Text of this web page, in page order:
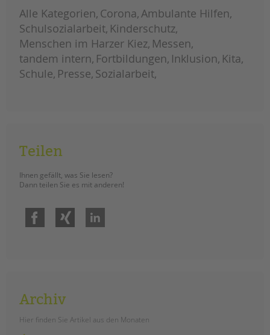
Alle Kategorien Corona Ambulante Hilfen
Schulsozialarbeit Kinderschutz
Menschen im Harzer Kiez Messen
tandem intern Fortbildungen Inklusion Kita
Schule Presse Sozialarbeit
Teilen
Ihnen gefällt, was Sie lesen?
Dann teilen Sie es mit anderen!
Facebook
Archiv
Hier finden Sie Artikel aus den Monaten